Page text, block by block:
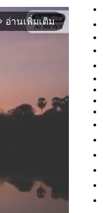
อ่านเพิ่มเติม